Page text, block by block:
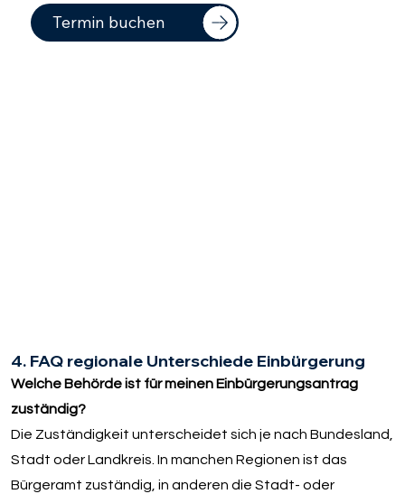
Termin buchen
4. FAQ regionale Unterschiede Einbürgerung
Welche Behörde ist für meinen Einbürgerungsantrag
zuständig?
Die Zuständigkeit unterscheidet sich je nach Bundesland,
Stadt oder Landkreis. In manchen Regionen ist das
Bürgeramt zuständig, in anderen die Stadt- oder